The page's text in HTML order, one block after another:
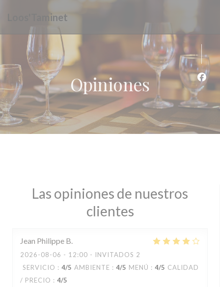
Loos'Taminet
Opiniones
Las opiniones de nuestros
clientes
Jean Philippe B
2026-08-06 - 12:00 - INVITADOS 2
SERVICIO : 4/5 AMBIENTE : 4/5 MENÚ : 4/5 CALIDAD
/ PRECIO : 4/5